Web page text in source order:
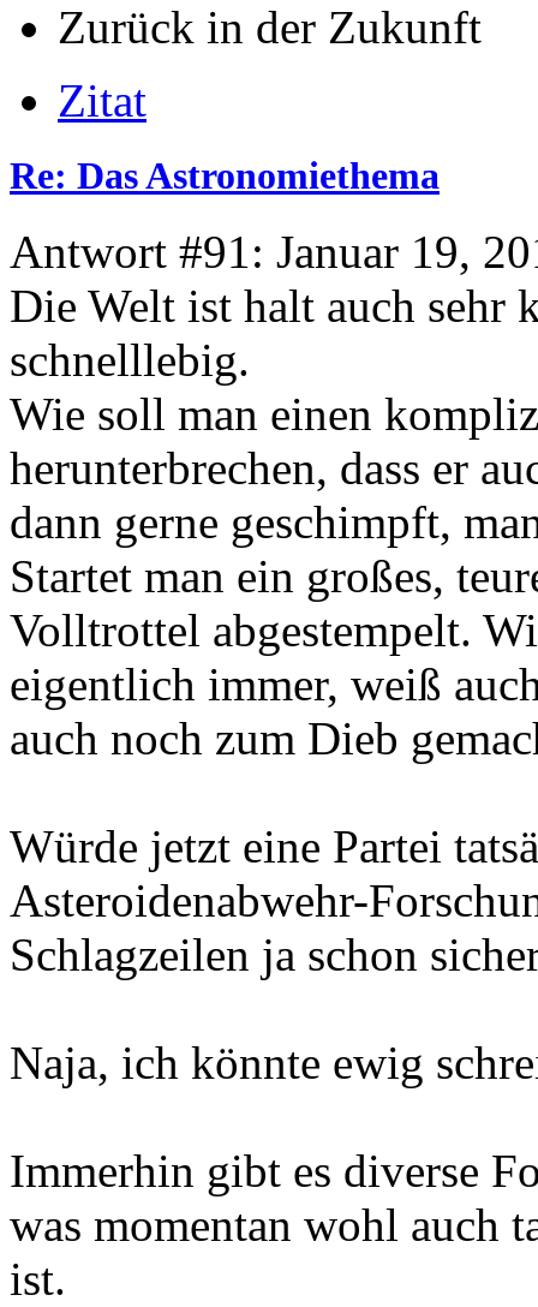
Zurück in der Zukunft
Zitat
Re: Das Astronomiethema
Antwort #91: Januar 19,
Die Welt ist halt auch sehr
schnelllebig.
Wie soll man einen
herunterbrechen, dass er
dann gerne geschimpft,
Startet man ein großes,
Volltrottel abgestempelt.
eigentlich immer, weiß
auch noch zum Dieb
Würde jetzt eine Partei
Asteroidenabwehr-
Schlagzeilen ja schon
Naja, ich könnte ewig
Immerhin gibt es diverse
was momentan wohl auch
ist.